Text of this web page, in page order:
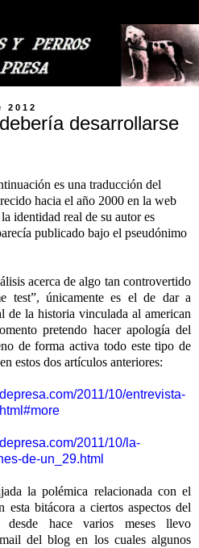
2012
desarrollarse
es una traducción del
hacia el año 2000 en la web
identidad real de su autor es
publicado bajo el pseudónimo
acerca de algo tan controvertido
test”, únicamente es el de dar a
de la historia vinculada al american
pretendo hacer apología del
de forma activa todo este tipo de
estos dos artículos anteriores:
2011/10/entrevista-
2011/10/la-
de-un_29.html
la polémica relacionada con el
esta bitácora a ciertos aspectos del
hace varios meses llevo
del blog en los cuales algunos